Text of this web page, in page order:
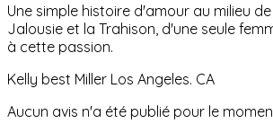
Une simple histoire d'amour au milieu
Jalousie et la Trahison, d'une seule
à cette passion.
Kelly best Miller Los Angeles. CA
Aucun avis n'a été publié pour le